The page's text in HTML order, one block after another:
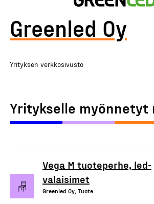
Greenled Oy
Yrityksen verkkosivusto
Yritykselle myönnetyt
Vega M tuoteperhe, led-
valaisimet
Greenled Oy, Tuote